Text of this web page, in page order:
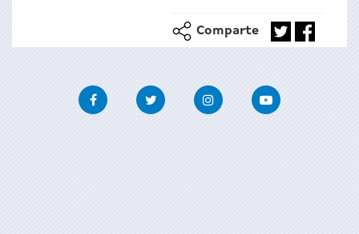
Comparte
FacebookTwitter InstagramYoutube